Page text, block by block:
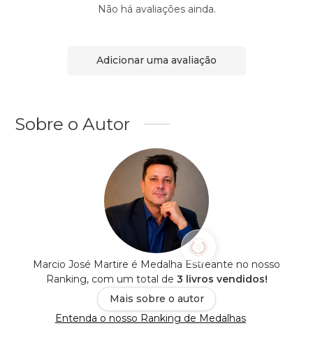
Não há avaliações ainda.
Adicionar uma avaliação
Sobre o Autor
Marcio José Martire é Medalha Estreante no nosso
Ranking, com um total de 3 livros vendidos!
Mais sobre o autor
Entenda o nosso Ranking de Medalhas